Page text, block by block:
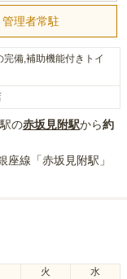
管理者常駐
備,補助機能付きトイ
の赤坂見附駅から約
座線「赤坂見附駅」
火 水